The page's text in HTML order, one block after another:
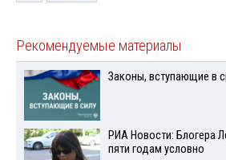
Рекомендуемые материалы
Законы, вступающие в
РИА Новости: Блогера
пяти годам условно